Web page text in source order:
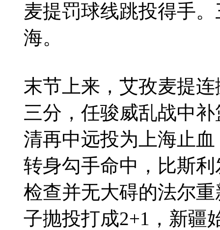
麦提罚球线跳投得手
海。
末节上来，艾孜麦提
三分，任骏威乱战中
清再中远投为上海止
转身勾手命中，比斯
检查并无大碍的法尔
子抛投打成2+1，新疆